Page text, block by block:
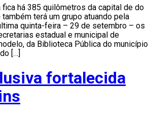
fica há 385 quilômetros da capital de do
terá um grupo atuando pela
quinta-feira – 29 de setembro – os
estadual e municipal de
da Biblioteca Pública do município
[…]
fortalecida